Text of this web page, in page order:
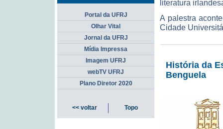
literatura
A palestra
Cidade
História da
Benguela
Portal da UFRJ
Olhar Vital
Jornal da UFRJ
Mídia Impressa
Imagem UFRJ
webTV UFRJ
Plano Diretor 2020
<< voltar Topo